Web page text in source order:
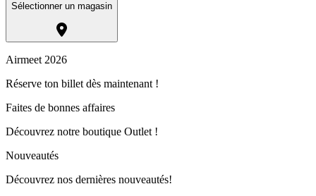
Sélectionner un magasin
Airmeet 2026
Réserve ton billet dès maintenant !
Faites de bonnes affaires
Découvrez notre boutique Outlet !
Nouveautés
Découvrez nos dernières nouveautés!